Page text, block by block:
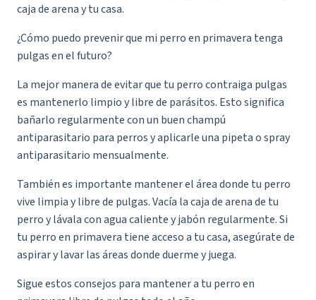
caja de arena y tu casa.
¿Cómo puedo prevenir que mi perro en primavera tenga
pulgas en el futuro?
La mejor manera de evitar que tu perro contraiga pulgas
es mantenerlo limpio y libre de parásitos. Esto significa
bañarlo regularmente con un buen champú
antiparasitario para perros y aplicarle una pipeta o spray
antiparasitario mensualmente.
También es importante mantener el área donde tu perro
vive limpia y libre de pulgas. Vacía la caja de arena de tu
perro y lávala con agua caliente y jabón regularmente. Si
tu perro en primavera tiene acceso a tu casa, asegúrate de
aspirar y lavar las áreas donde duerme y juega.
Sigue estos consejos para mantener a tu perro en